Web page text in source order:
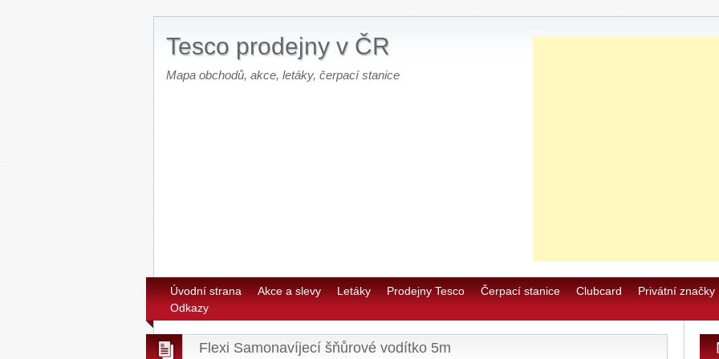
Tesco prodejny v ČR
Mapa obchodů, akce, letáky, čerpací stanice
Úvodní strana Akce a slevy Letáky Prodejny Tesco Čerpací stanice Clubcard Privátní značky
Odkazy
Flexi Samonavíjecí šňůrové vodítko 5m